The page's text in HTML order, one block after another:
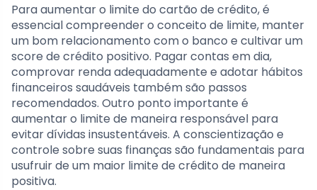
Para aumentar o limite do cartão de crédito, é
essencial compreender o conceito de limite, manter
um bom relacionamento com o banco e cultivar um
score de crédito positivo. Pagar contas em dia,
comprovar renda adequadamente e adotar hábitos
financeiros saudáveis também são passos
recomendados. Outro ponto importante é
aumentar o limite de maneira responsável para
evitar dívidas insustentáveis. A conscientização e
controle sobre suas finanças são fundamentais para
usufruir de um maior limite de crédito de maneira
positiva.